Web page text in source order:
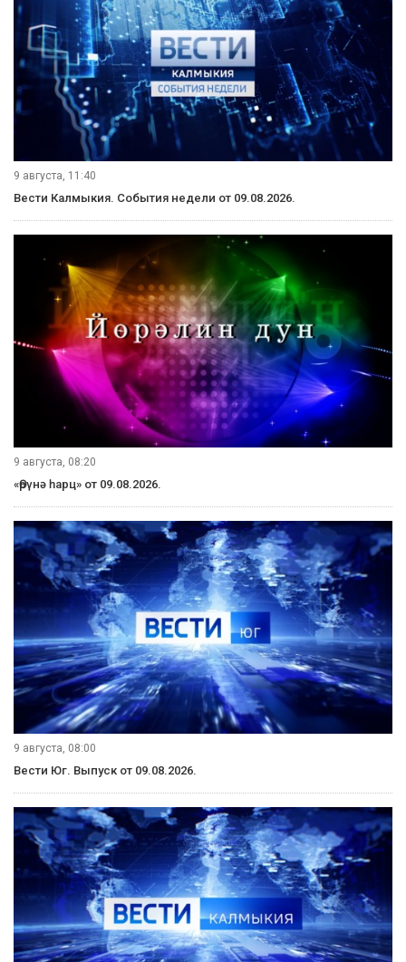
9 августа, 11:40
Вести Калмыкия. События недели от 09.08.2026.
9 августа, 08:20
«Өрүнә һарц» от 09.08.2026.
9 августа, 08:00
Вести Юг. Выпуск от 09.08.2026.